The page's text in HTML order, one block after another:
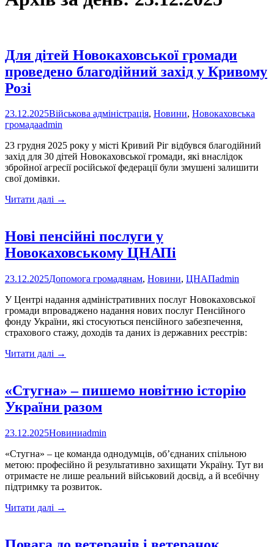
Для дітей Новокаховської громади
проведено благодійний захід у Кривому
Розі
23.12.2025Військова адміністрація, Новини, Новокаховська
громадаadmin
23 грудня 2025 року у місті Кривий Ріг відбувся благодійний
захід для 30 дітей Новокаховської громади, які внаслідок
збройної агресії російської федерації були змушені залишити
свої домівки.
Читати далі Для
громади
проведено
благодійний
у
Розі
→
Нові пенсійні послуги у
Новокаховському ЦНАПі
23.12.2025Допомога громадянам, Новини, ЦНАПadmin
У Центрі надання адміністративних послуг Новокаховської
громади впроваджено надання нових послуг Пенсійного
фонду України, які стосуються пенсійного забезпечення,
страхового стажу, доходів та даних із державних реєстрів:
Читати далі Нові
Новокаховському
ЦНАПі
→
«Стугна» – пишемо новітню історію
України разом
23.12.2025Новиниadmin
«Стугна» – це команда однодумців, об’єднаних спільною
метою: професійно й результативно захищати Україну. Тут ви
отримаєте не лише реальний військовий досвід, а й всебічну
підтримку та розвиток.
Читати далі «Стугна»
→